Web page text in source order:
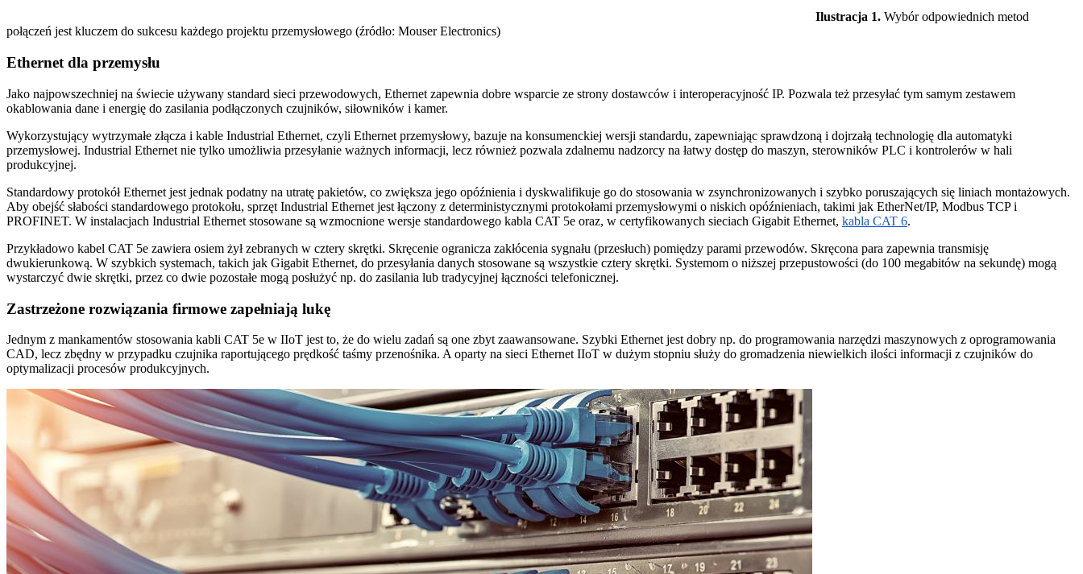
Ilustracja 1. Wybór odpowiednich metod
połączeń jest kluczem do sukcesu każdego projektu przemysłowego (źródło: Mouser Electronics)
Ethernet dla przemysłu
Jako najpowszechniej na świecie używany standard sieci przewodowych, Ethernet zapewnia dobre wsparcie ze strony dostawców i interoperacyjność IP. Pozwala też przesyłać tym samym zestawem
okablowania dane i energię do zasilania podłączonych czujników, siłowników i kamer.
Wykorzystujący wytrzymałe złącza i kable Industrial Ethernet, czyli Ethernet przemysłowy, bazuje na konsumenckiej wersji standardu, zapewniając sprawdzoną i dojrzałą technologię dla automatyki
przemysłowej. Industrial Ethernet nie tylko umożliwia przesyłanie ważnych informacji, lecz również pozwala zdalnemu nadzorcy na łatwy dostęp do maszyn, sterowników PLC i kontrolerów w hali
produkcyjnej.
Standardowy protokół Ethernet jest jednak podatny na utratę pakietów, co zwiększa jego opóźnienia i dyskwalifikuje go do stosowania w zsynchronizowanych i szybko poruszających się liniach montażowych.
Aby obejść słabości standardowego protokołu, sprzęt Industrial Ethernet jest łączony z deterministycznymi protokołami przemysłowymi o niskich opóźnieniach, takimi jak EtherNet/IP, Modbus TCP i
PROFINET. W instalacjach Industrial Ethernet stosowane są wzmocnione wersje standardowego kabla CAT 5e oraz, w certyfikowanych sieciach Gigabit Ethernet, kabla CAT 6.
Przykładowo kabel CAT 5e zawiera osiem żył zebranych w cztery skrętki. Skręcenie ogranicza zakłócenia sygnału (przesłuch) pomiędzy parami przewodów. Skręcona para zapewnia transmisję
dwukierunkową. W szybkich systemach, takich jak Gigabit Ethernet, do przesyłania danych stosowane są wszystkie cztery skrętki. Systemom o niższej przepustowości (do 100 megabitów na sekundę) mogą
wystarczyć dwie skrętki, przez co dwie pozostałe mogą posłużyć np. do zasilania lub tradycyjnej łączności telefonicznej.
Zastrzeżone rozwiązania firmowe zapełniają lukę
Jednym z mankamentów stosowania kabli CAT 5e w IIoT jest to, że do wielu zadań są one zbyt zaawansowane. Szybki Ethernet jest dobry np. do programowania narzędzi maszynowych z oprogramowania
CAD, lecz zbędny w przypadku czujnika raportującego prędkość taśmy przenośnika. A oparty na sieci Ethernet IIoT w dużym stopniu służy do gromadzenia niewielkich ilości informacji z czujników do
optymalizacji procesów produkcyjnych.